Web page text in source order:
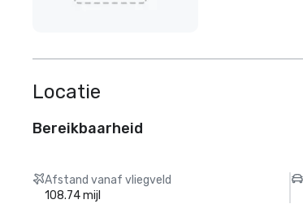
Locatie
Bereikbaarheid
Afstand vanaf vliegveld
108.74 mijl